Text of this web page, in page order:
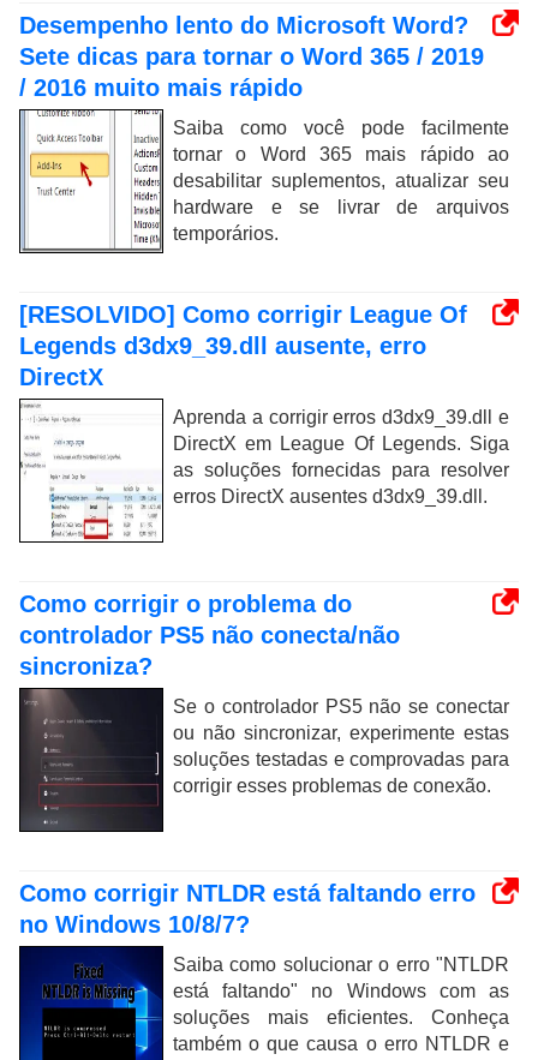
Desempenho lento do Microsoft Word?
Sete dicas para tornar o Word 365 / 2019
/ 2016 muito mais rápido
Saiba como você pode facilmente
tornar o Word 365 mais rápido ao
desabilitar suplementos, atualizar seu
hardware e se livrar de arquivos
temporários.
[RESOLVIDO] Como corrigir League Of
Legends d3dx9_39.dll ausente, erro
DirectX
Aprenda a corrigir erros d3dx9_39.dll e
DirectX em League Of Legends. Siga
as soluções fornecidas para resolver
erros DirectX ausentes d3dx9_39.dll.
Como corrigir o problema do
controlador PS5 não conecta/não
sincroniza?
Se o controlador PS5 não se conectar
ou não sincronizar, experimente estas
soluções testadas e comprovadas para
corrigir esses problemas de conexão.
Como corrigir NTLDR está faltando erro
no Windows 10/8/7?
Saiba como solucionar o erro "NTLDR
está faltando" no Windows com as
soluções mais eficientes. Conheça
também o que causa o erro NTLDR e